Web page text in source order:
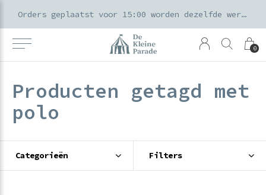
0
Orders geplaatst voor 15:00 worden dezelfde werkdag verzonden
Producten getagd met
polo
Categorieën Filters